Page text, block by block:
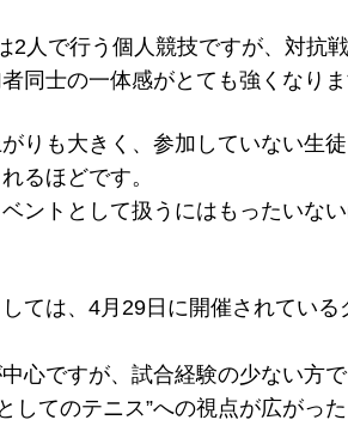
2人で行う個人競技ですが、対抗
同士の一体感がとても強くなりま
りも大きく、参加していない生
るほどです。
ントとして扱うにはもったいな
ては、4月29日に開催されている
心ですが、試合経験の少ない方
してのテニス”への視点が広がっ